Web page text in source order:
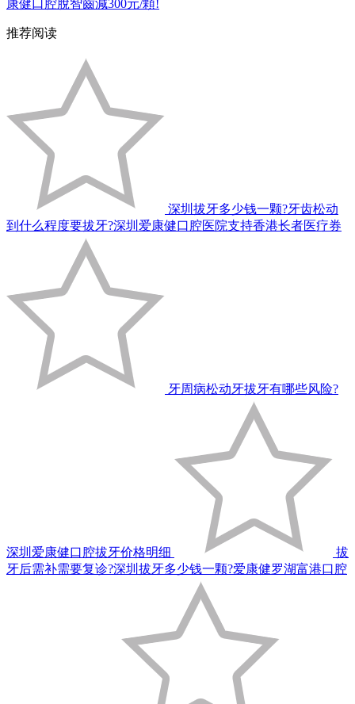
康健口腔脫智齒減300元/顆!
推荐阅读
深圳拔牙多少钱一颗?牙齿松动
到什么程度要拔牙?深圳爱康健口腔医院支持香港长者医疗券
牙周病松动牙拔牙有哪些风险?
深圳爱康健口腔拔牙价格明细
拔
牙后需补需要复诊?深圳拔牙多少钱一颗?爱康健罗湖富港口腔